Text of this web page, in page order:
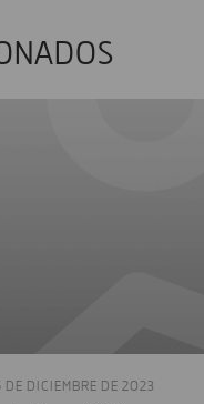
DE DICIEMBRE DE 2023